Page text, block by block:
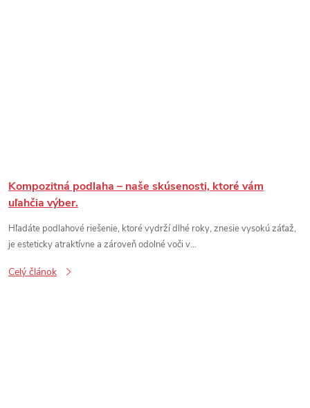
Kompozitná podlaha – naše skúsenosti, ktoré vám
uľahčia výber.
Hľadáte podlahové riešenie, ktoré vydrží dlhé roky, znesie vysokú záťaž,
je esteticky atraktívne a zároveň odolné voči v...
Celý článok